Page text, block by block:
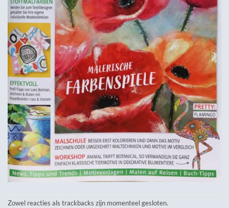
Zowel reacties als trackbacks zijn momenteel gesloten.